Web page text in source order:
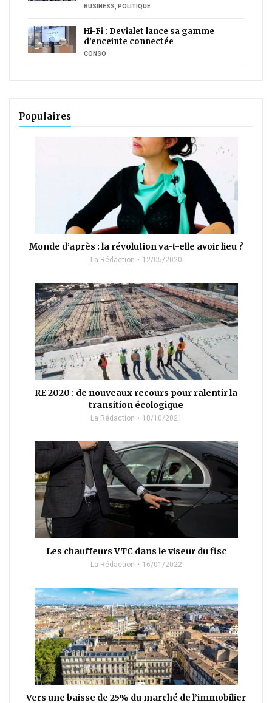
BUSINESS POLITIQUE
Hi-Fi : Devialet lance sa gamme
d’enceinte connectée
CONSO
Populaires
Monde d’après : la révolution va-t-elle avoir lieu ?
La Rédaction 12/05/2020
RE 2020 : de nouveaux recours pour ralentir la
transition écologique
La Rédaction 18/10/2021
Les chauffeurs VTC dans le viseur du fisc
La Rédaction 16/01/2022
Vers une baisse de 25% du marché de l’immobilier